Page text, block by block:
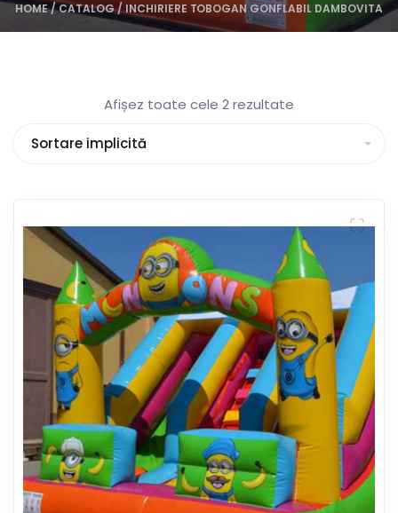
HOME/CATALOG/ INCHIRIERE TOBOGAN GONFLABIL DAMBOVITA
Afișez toate cele 2 rezultate